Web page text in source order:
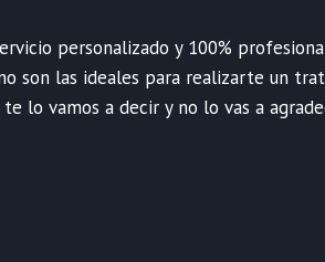
personalizado y 100%
son las ideales para realizarte un
lo vamos a decir y no lo vas a